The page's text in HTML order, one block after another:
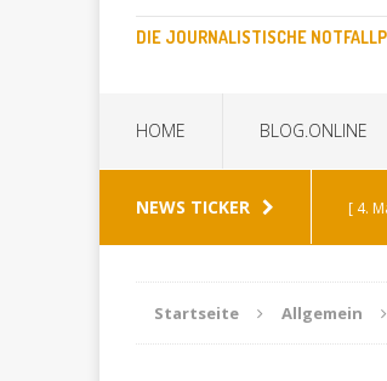
DIE JOURNALISTISCHE
HOME BLOG.ONLINE
NEWS TICKER [ 4.
[ 8.
Startseite Allgemein